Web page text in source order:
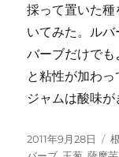
採って置いた
いてみた。ル
バーブだけで
と粘性が加わ
ジャムは酸味が
投
稿
2011年9月28日
カ
テ